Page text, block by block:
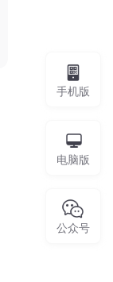
手机版
电脑版
公众号